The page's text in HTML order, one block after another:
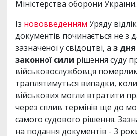
Міністерства оборони України.
Із нововведенням Уряду
документів починається не з
зазначеної у свідоцтві, а з
законної сили рішення суду
військовослужбовця
траплятимуться випадки, коли
військових могли втратити
через сплив термінів ще до
самого судового рішення.
на подання документів - 3